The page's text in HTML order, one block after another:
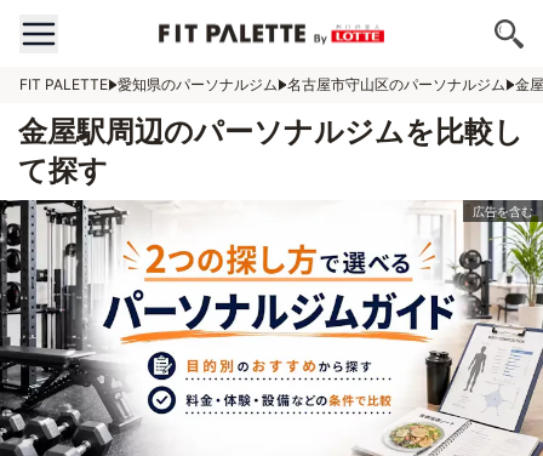
FIT PALETTE 愛知県のパーソナルジム 名古屋市守山区のパーソナルジム 金
金屋駅周辺のパーソナルジムを比較し
て探す